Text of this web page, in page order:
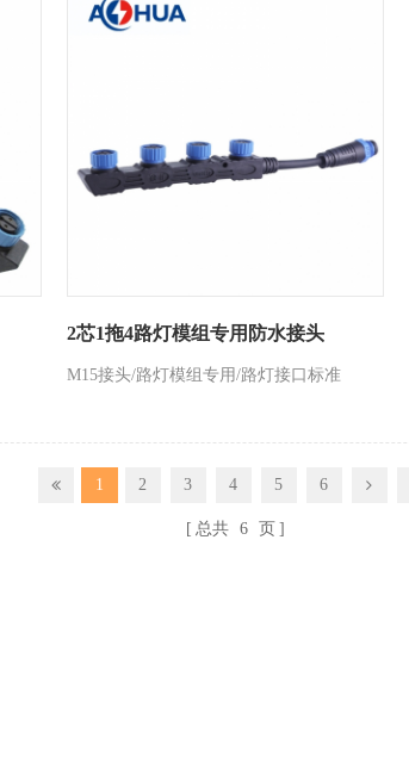
2芯1拖4路灯模组专用防水接头
M15接头/路灯模组专用/路灯接口标准
1 2 3 4 5 6
总共 6 页